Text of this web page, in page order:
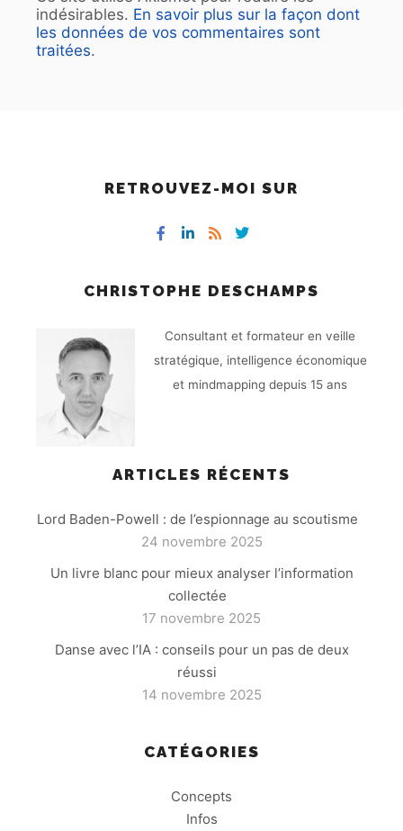
indésirables. En savoir plus sur la façon dont
les données de vos commentaires sont
traitées.
RETROUVEZ-MOI SUR
CHRISTOPHE DESCHAMPS
Consultant et formateur en veille
stratégique, intelligence économique
et mindmapping depuis 15 ans
ARTICLES RÉCENTS
Lord Baden-Powell : de l’espionnage au scoutisme
24 novembre 2025
Un livre blanc pour mieux analyser l’information
collectée
17 novembre 2025
Danse avec l’IA : conseils pour un pas de deux
réussi
14 novembre 2025
CATÉGORIES
Concepts
Infos